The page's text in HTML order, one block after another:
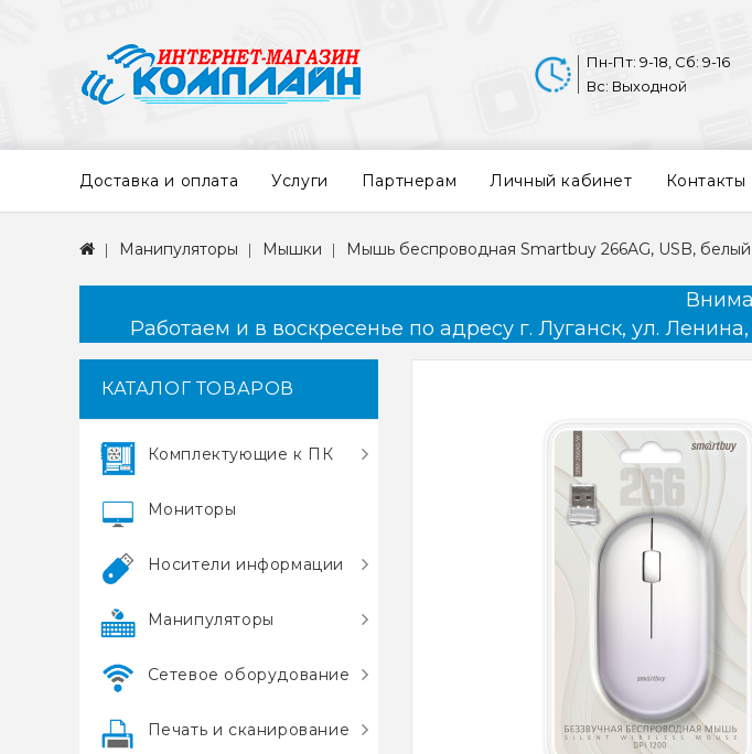
Пн-Пт: 9-18, Сб: 9-16
Вс: Выходной
Доставка и оплата Услуги Партнерам Личный кабинет Контакты
Манипуляторы Мышки Мышь беспроводная Smartbuy 266AG, USB, белый
Работаем и в воскресенье по адресу г. Луганск, ул.
КАТАЛОГ ТОВАРОВ
Комплектующие к ПК
Мониторы
Носители информации
Манипуляторы
Сетевое оборудование
Печать и сканирование